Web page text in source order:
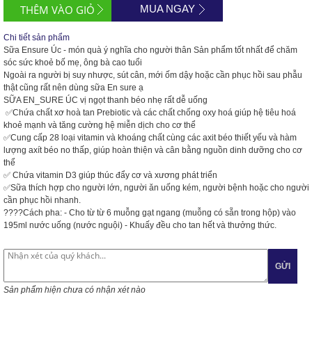
MUA NGAY
Chi tiết sản phẩm
Sữa Ensure Úc - món quà ý nghĩa cho người thân Sản phẩm tốt nhất để chăm
sóc sức khoẻ bố mẹ, ông bà cao tuổi
Ngoài ra người bị suy nhược, sút cân, mới ốm dậy hoặc cần phục hồi sau phẫu
thật cũng rất nên dùng sữa En sure ạ
SỮA EN_SURE ÚC vị ngọt thanh béo nhẹ rất dễ uống
✅Chứa chất xơ hoà tan Prebiotic và các chất chống oxy hoá giúp hệ tiêu hoá
khoẻ mạnh và tăng cường hệ miễn dịch cho cơ thể
✅Cung cấp 28 loại vitamin và khoáng chất cùng các axit béo thiết yếu và hàm
lượng axít béo no thấp, giúp hoàn thiện và cân bằng nguồn dinh dưỡng cho cơ
thể
✅ Chứa vitamin D3 giúp thúc đẩy cơ và xương phát triển
✅Sữa thích hợp cho người lớn, người ăn uống kém, người bệnh hoặc cho người
cần phục hồi nhanh.
????Cách pha: - Cho từ từ 6 muỗng gạt ngang (muỗng có sẵn trong hộp) vào
195ml nước uống (nước nguội) - Khuấy đều cho tan hết và thưởng thức.
GỬI
Sản phẩm hiện chưa có nhận xét nào